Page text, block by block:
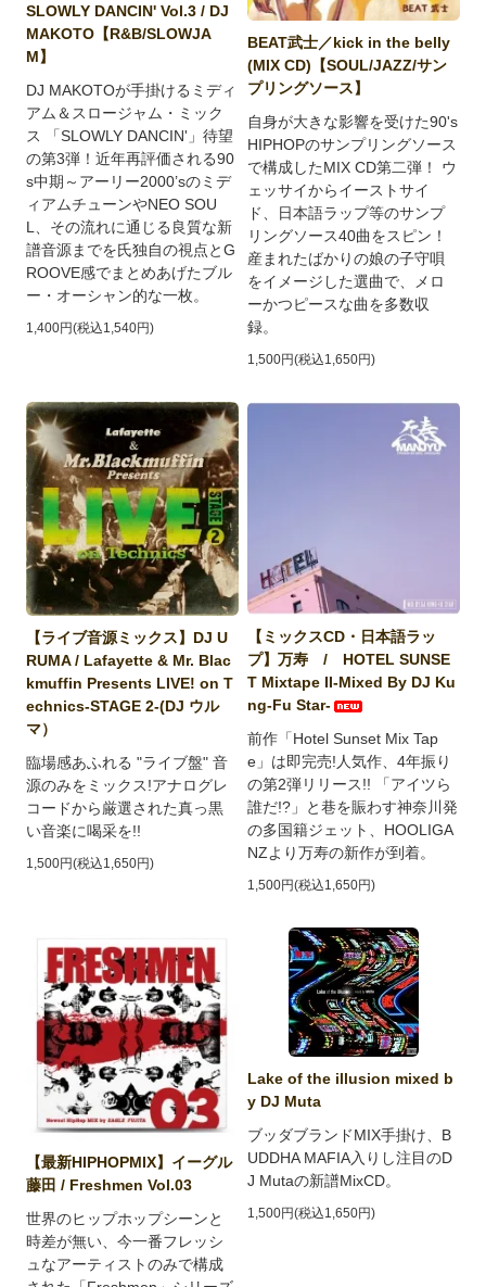
SLOWLY DANCIN' Vol.3 / DJ
MAKOTO【R&B/SLOWJA
M】
DJ MAKOTOが手掛けるミディ
アム＆スロージャム・ミック
ス 「SLOWLY DANCIN'」待望
の第3弾！近年再評価される90
s中期～アーリー2000’sのミデ
ィアムチューンやNEO SOU
L、その流れに通じる良質な新
譜音源までを氏独自の視点とG
ROOVE感でまとめあげたブル
ー・オーシャン的な一枚。
1,400円(税込1,540円)
BEAT武士／kick in the belly
(MIX CD)【SOUL/JAZZ/サン
プリングソース】
自身が大きな影響を受けた90's
HIPHOPのサンプリングソース
で構成したMIX CD第二弾！ ウ
ェッサイからイーストサイ
ド、日本語ラップ等のサンプ
リングソース40曲をスピン！
産まれたばかりの娘の子守唄
をイメージした選曲で、メロ
ーかつピースな曲を多数収
録。
1,500円(税込1,650円)
【ライブ音源ミックス】DJ U
RUMA / Lafayette & Mr. Blac
kmuffin Presents LIVE! on T
echnics-STAGE 2-(DJ ウル
マ）
臨場感あふれる "ライブ盤" 音
源のみをミックス!アナログレ
コードから厳選された真っ黒
い音楽に喝采を!!
1,500円(税込1,650円)
【ミックスCD・日本語ラッ
プ】万寿 / HOTEL SUNSE
T Mixtape II-Mixed By DJ Ku
ng-Fu Star-
前作「Hotel Sunset Mix Tap
e」は即完売!人気作、4年振り
の第2弾リリース!! 「アイツら
誰だ!?」と巷を賑わす神奈川発
の多国籍ジェット、HOOLIGA
NZより万寿の新作が到着。
1,500円(税込1,650円)
【最新HIPHOPMIX】イーグル
藤田 / Freshmen Vol.03
世界のヒップホップシーンと
時差が無い、今一番フレッシ
ュなアーティストのみで構成
Lake of the illusion mixed b
y DJ Muta
ブッダブランドMIX手掛け、B
UDDHA MAFIA入りし注目のD
J Mutaの新譜MixCD。
1,500円(税込1,650円)